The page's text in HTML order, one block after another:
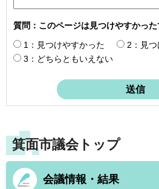
質問：このページは見つけやすかった
1：見つけやすかった
2：見
3：どちらともいえない
箕面市議会トップ
会議情報・結果